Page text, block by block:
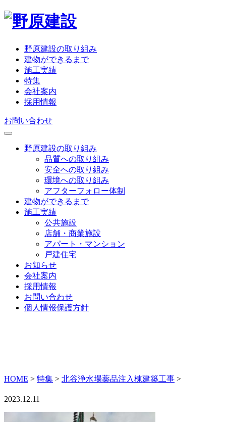
野原建設の取り組み
建物ができるまで
施工実績
特集
会社案内
採用情報
お問い合わせ
野原建設の取り組み
品質への取り組み
安全への取り組み
環境への取り組み
アフターフォロー体制
建物ができるまで
施工実績
公共施設
店舗・商業施設
アパート・マンション
戸建住宅
お知らせ
会社案内
採用情報
お問い合わせ
個人情報保護方針
HOME > 特集 > 北谷浄水場薬品注入棟建築工事 >
2023.12.11